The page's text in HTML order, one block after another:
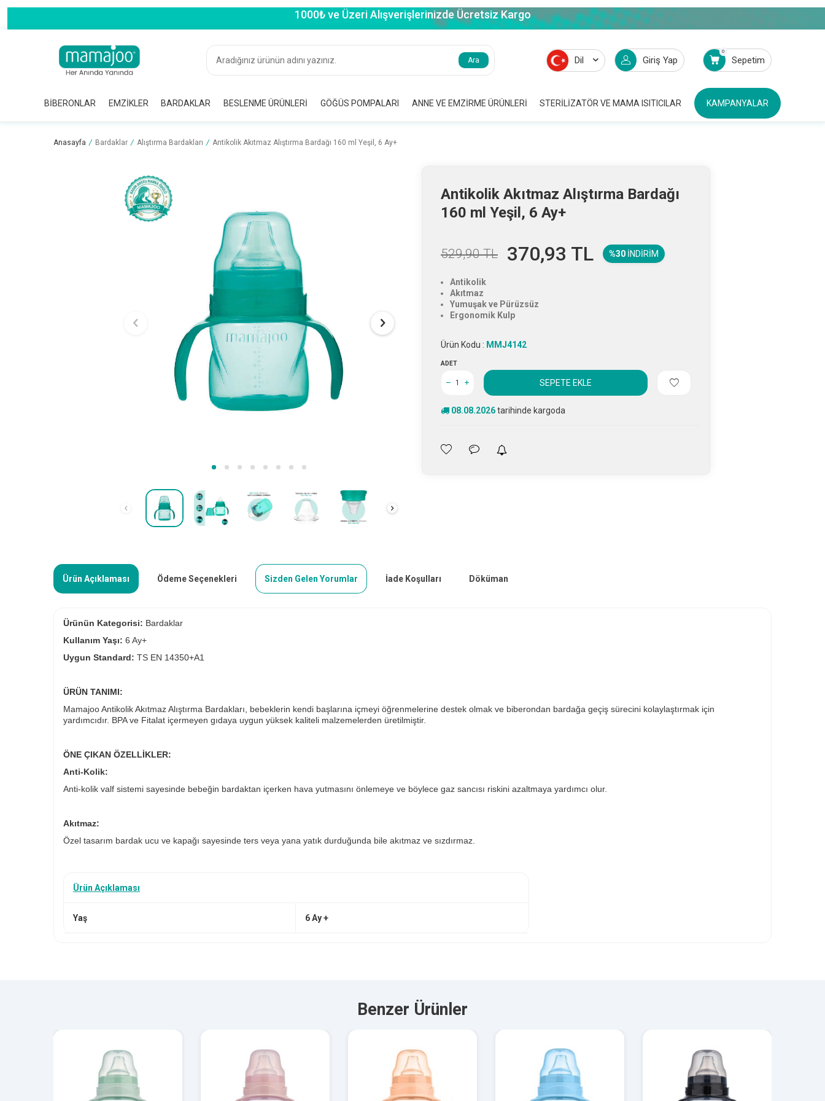
1000₺ ve Üzeri Alışverişlerinizde Ücretsiz Kargo
Ara Dil Giriş Yap
0
Sepetim
BIBERONLAR EMZIKLER BARDAKLAR BESLENME ÜRÜNLERI GÖĞÜS POMPALARI ANNE VE EMZIRME ÜRÜNLERI STERILIZATÖR VE MAMA ISITICILAR KAMPANYALAR
Anasayfa / Bardaklar / Alıştırma Bardakları / Antikolik Akıtmaz Alıştırma Bardağı 160 ml Yeşil, 6 Ay+
Antikolik Akıtmaz Alıştırma Bardağı
160 ml Yeşil, 6 Ay+
529,90TL 370,93 TL %30 İNDIRIM
Antikolik
Akıtmaz
Yumuşak ve Pürüzsüz
Ergonomik Kulp
Ürün Kodu : MMJ4142
ADET
SEPETE EKLE
08.08.2026tarihinde kargoda
Ürün Açıklaması Ödeme Seçenekleri Sizden Gelen Yorumlar İade Koşulları Döküman
Ürünün Kategorisi: Bardaklar
Kullanım Yaşı: 6 Ay+
Uygun Standard: TS EN 14350+A1
ÜRÜN TANIMI:
Mamajoo Antikolik Akıtmaz Alıştırma Bardakları, bebeklerin kendi başlarına içmeyi öğrenmelerine destek olmak ve biberondan bardağa geçiş sürecini kolaylaştırmak için
yardımcıdır. BPA ve Fitalat içermeyen gıdaya uygun yüksek kaliteli malzemelerden üretilmiştir.
ÖNE ÇIKAN ÖZELLİKLER:
Anti-Kolik:
Anti-kolik valf sistemi sayesinde bebeğin bardaktan içerken hava yutmasını önlemeye ve böylece gaz sancısı riskini azaltmaya yardımcı olur.
Akıtmaz:
Özel tasarım bardak ucu ve kapağı sayesinde ters veya yana yatık durduğunda bile akıtmaz ve sızdırmaz.
Akıtmaz alıştırma bardak ucu yüksek kaliteli şeffaf, tatsız ve kokusuz silikondan üretilmiştir.
Uygun Akış:
Mamajoo Antikolik Akıtmaz Alıştırma Bardakları; akıtmaz ve sızdırmaz yapısıyla evde veya seyahatte pratik bir kullanım sağlar. Anti-kolik valf sistemi sayesinde bebeğin beslenme
sırasında hava yutma riskini azaltmaya yardımcı olur. Geniş ağız yapısı sayesinde kolayca doldurulur ve temizlenir, geniş tabanı devrilmeye karşı daha dengelidir. Sızdırmaz özel
kapağı ters veya yana yatık durduğunda bile akıtmayı önler. Bardak üzerinde bulunan ölçek işaretleri bebeğin ne kadar beslendiğinden emin olunmasını sağlar. Ergonomik yapısı,
bebek ve çocukların suluk alışkanlıklarının gelişmesine yardımcı olarak geçiş sürecini doğal biçimde destekler.
Ürün Açıklaması
Yaş 6 Ay +
Benzer Ürünler